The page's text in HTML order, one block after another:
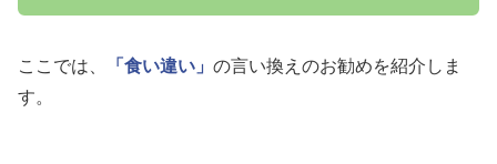
ここでは、 「食い違い」 の言い換えのお勧めを紹介しま
す。